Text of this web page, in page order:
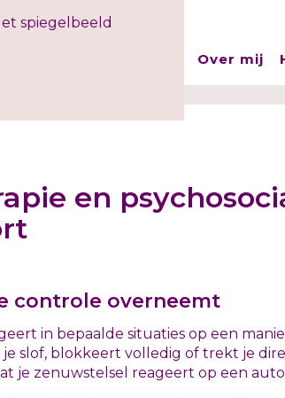
Over mij
en
controle overneemt
in bepaalde situaties op een
slof, blokkeert volledig of trekt je
je zenuwstelsel reageert op een